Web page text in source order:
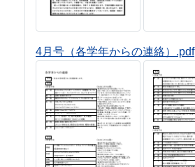
4月号（各学年からの連絡）.pdf